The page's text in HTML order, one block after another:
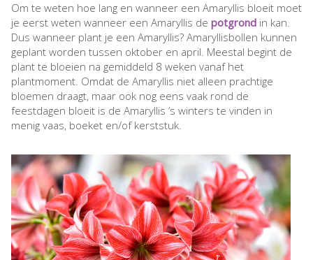
Om te weten hoe lang en wanneer een Amaryllis bloeit moet
je eerst weten wanneer een Amaryllis de potgrond in kan.
Dus wanneer plant je een Amaryllis? Amaryllisbollen kunnen
geplant worden tussen oktober en april. Meestal begint de
plant te bloeien na gemiddeld 8 weken vanaf het
plantmoment. Omdat de Amaryllis niet alleen prachtige
bloemen draagt, maar ook nog eens vaak rond de
feestdagen bloeit is de Amaryllis ’s winters te vinden in
menig vaas, boeket en/of kerststuk.